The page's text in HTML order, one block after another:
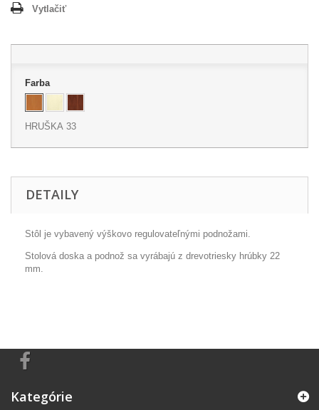
Vytlačiť
Farba
HRUŠKA 33
DETAILY
Stôl je vybavený výškovo regulovateľnými podnožami.
Stolová doska a podnož sa vyrábajú z drevotriesky hrúbky 22
mm.
Kategórie